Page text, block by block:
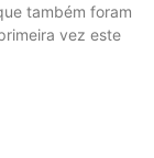
também foram
vez este